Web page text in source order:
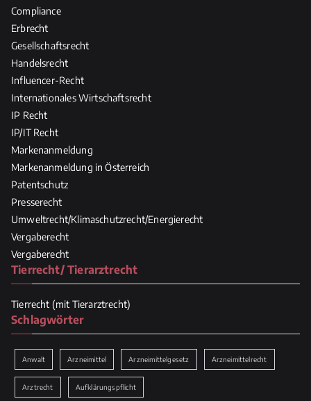
Compliance
Erbrecht
Gesellschaftsrecht
Handelsrecht
Influencer-Recht
Internationales Wirtschaftsrecht
IP Recht
IP/IT Recht
Markenanmeldung
Markenanmeldung in Österreich
Patentschutz
Presserecht
Umweltrecht/Klimaschutzrecht/Energierecht
Vergaberecht
Vergaberecht
Tierrecht/ Tierarztrecht
Tierrecht (mit Tierarztrecht)
Schlagwörter
Anwalt Arzneimittel Arzneimittelgesetz Arzneimittelrecht
Arztrecht Aufklärungspflicht